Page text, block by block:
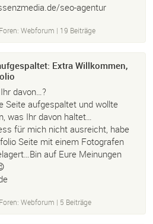
seo-agentur
Foren: Webforum | 19 Beiträge
Extra Willkommen,
davon…?
Seite aufgespaltet und wollte
was Ihr davon haltet…
für mich nicht ausreicht, habe
Seite mit einem Fotografen
auf Eure Meinungen
Foren: Webforum | 5 Beiträge